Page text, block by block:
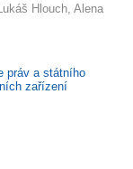
Hlouch, Alena
práv a státního
zařízení